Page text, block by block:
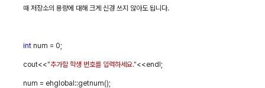
때 저장소의 용량에 대해 크게 신경 쓰지 않아도 됩니다.
int num = 0;
cout<<"추가할 학생 번호를 입력하세요."<<endl;
num = ehglobal::getnum();